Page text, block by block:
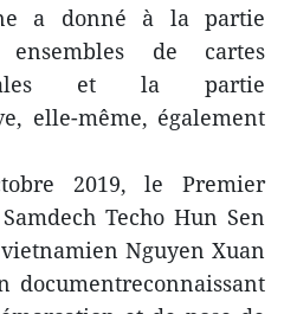
a donné à la partie
ensembles de cartes
et la partie
elle-même, également
2019, le Premier
Techo Hun Sen
Nguyen Xuan
documentreconnaissant